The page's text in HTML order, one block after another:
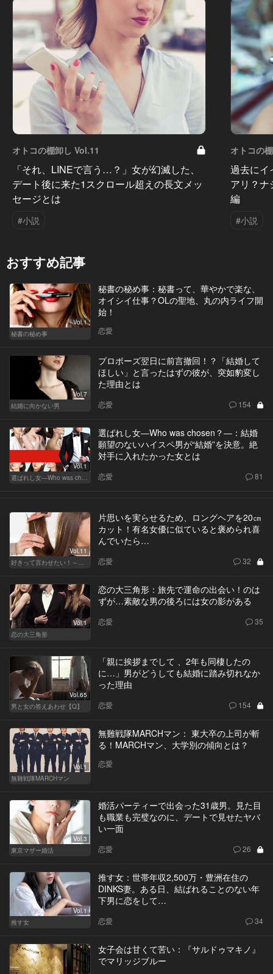
オトコの棚卸し Vol.11
「それ、LINEで言う…？」女が幻滅した、
デート後に来た1スクロール超えの長文メッ
セージとは
#小説
オトコの
過去にイ
アリ？
編
#小説
おすすめ記事
Vol.1
秘書の秘め事
秘書の秘め事：秘書って、華やかで楽な、
オイシイ仕事？OLの聖地、丸の内ライフ開
始！
恋愛
Vol.7
結婚に向かない男
プロポーズ翌日に前言撤回！？「結婚して
ほしい」と言ったはずの彼が、突如豹変し
た理由とは
恋愛 154
Vol.1
選ばれし女―Who was chosen？―
選ばれし女―Who was chosen？―：結婚
願望のないハイスペ男が“結婚”を決意。絶
対手に入れたかった女とは
恋愛 81
Vol.11
好きって言わせたい！～正反対のふたり～
片思いを実らせるため、ロングヘアを20㎝
カット！有名女優に似ていると褒められ喜
んでいたら…
恋愛 32
Vol.1
恋の大三角形
恋の大三角形：旅先で運命の出会い！のは
ずが…素敵な男の後ろには女の影がある
恋愛 35
Vol.65
男と女の答えあわせ【Q】
「親に挨拶までして 、2年も同棲したの
に…」男がどうしても結婚に踏み切れなか
った理由
恋愛 154
Vol.1
無難戦隊MARCHマン
無難戦隊MARCHマン： 東大卒の上司が斬
る！MARCHマン、大学別の傾向とは？
恋愛
Vol.3
東京マザー婚活
婚活パーティーで出会った31歳男。見た目
も職業も完璧なのに、デートで見せたヤバ
い一面
恋愛 26
Vol.1
推す女
推す女：世帯年収2,500万・豊洲在住の
DINKS妻。ある日、結ばれることのない年
下男に恋をして…
恋愛 34
女子会は甘くて苦い：『サルドゥマキノ』
でマリッジブルー